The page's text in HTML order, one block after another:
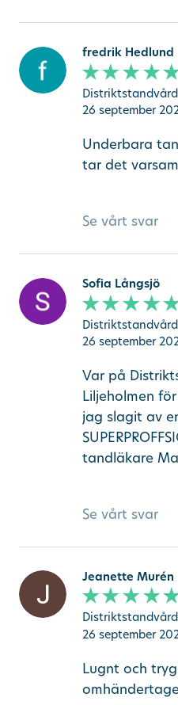
fredrik Hedlund
26 september
Underbara
tar det
Se vårt svar
Sofia Långsjö
26 september
Var på
Liljeholmen
jag slagit av
tandläkare
Se vårt svar
Jeanette Murén
26 september
Lugnt och